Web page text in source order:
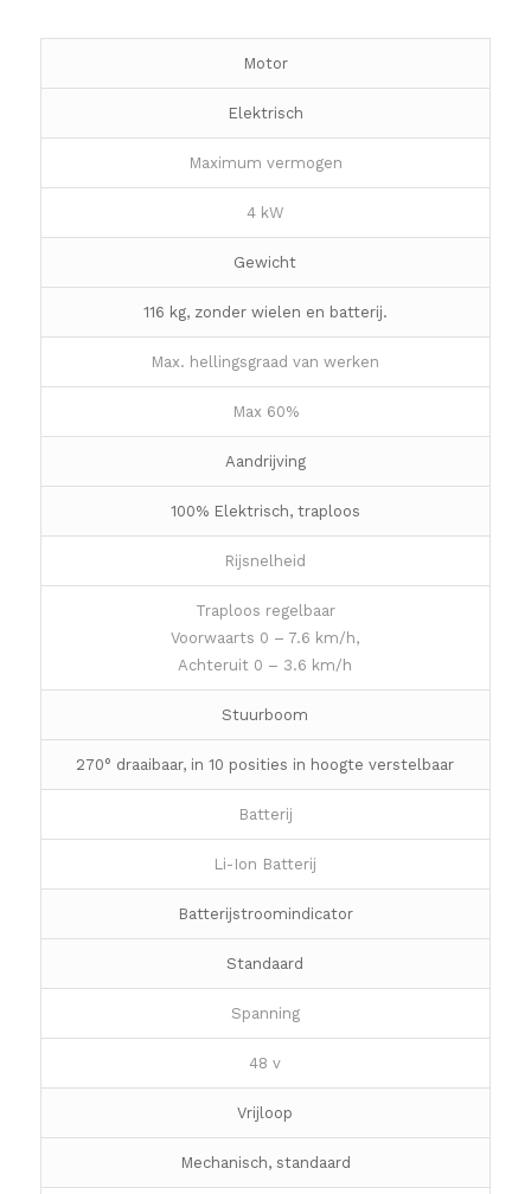
Motor
Elektrisch
Maximum vermogen
4 kW
Gewicht
116 kg, zonder wielen en batterij.
Max. hellingsgraad van werken
Max 60%
Aandrijving
100% Elektrisch, traploos
Rijsnelheid
Traploos regelbaar
Voorwaarts 0 – 7.6 km/h,
Achteruit 0 – 3.6 km/h
Stuurboom
270° draaibaar, in 10 posities in hoogte verstelbaar
Batterij
Li-Ion Batterij
Batterijstroomindicator
Standaard
Spanning
48 v
Vrijloop
Mechanisch, standaard